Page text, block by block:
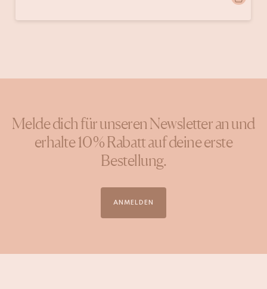
veröffentlicht
Melde dich für unseren Newsletter an und
erhalte 10 % Rabatt auf deine erste
Bestellung.
ANMELDEN